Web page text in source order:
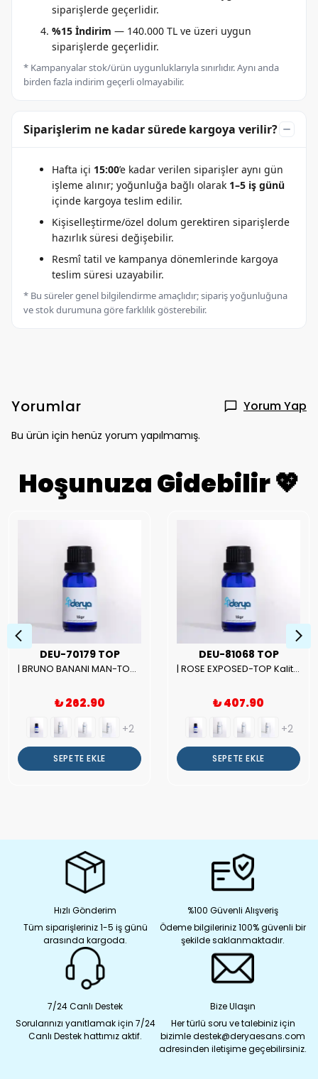
siparişlerde geçerlidir.
%15 İndirim — 140.000 TL ve üzeri uygun
siparişlerde geçerlidir.
* Kampanyalar stok/ürün uygunluklarıyla sınırlıdır. Aynı anda
birden fazla indirim geçerli olmayabilir.
Siparişlerim ne kadar sürede kargoya verilir?
Hafta içi 15:00’e kadar verilen siparişler aynı gün
işleme alınır; yoğunluğa bağlı olarak 1–5 iş günü
içinde kargoya teslim edilir.
Kişiselleştirme/özel dolum gerektiren siparişlerde
hazırlık süresi değişebilir.
Resmî tatil ve kampanya dönemlerinde kargoya
teslim süresi uzayabilir.
* Bu süreler genel bilgilendirme amaçlıdır; sipariş yoğunluğuna
ve stok durumuna göre farklılık gösterebilir.
Yorumlar Yorum Yap
Bu ürün için henüz yorum yapılmamış.
Hoşunuza Gidebilir 💖
DEU-70179 TOP
| BRUNO BANANI MAN-TOP Kalite Erkek Parfüm Esansı.|
₺ 262.90
+2
SEPETE EKLE
DEU-81068 TOP
| ROSE EXPOSED-TOP Kalite Unısex Parfüm Esansı.|
₺ 407.90
+2
SEPETE EKLE
Hızlı Gönderim
Tüm siparişleriniz 1-5 iş günü
arasında kargoda.
%100 Güvenli Alışveriş
Ödeme bilgileriniz 100% güvenli bir
şekilde saklanmaktadır.
7/24 Canlı Destek
Sorularınızı yanıtlamak için 7/24
Canlı Destek hattımız aktif.
Bize Ulaşın
Her türlü soru ve talebiniz için
bizimle destek@deryaesans.com
adresinden iletişime geçebilirsiniz.